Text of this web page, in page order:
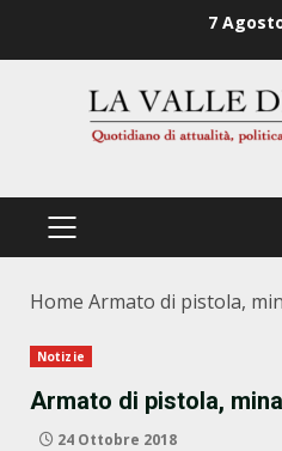
7
PRIMÄRES
Home Armato di pistola,
Notizie
Armato di pistola,
24 Ottobre 2018